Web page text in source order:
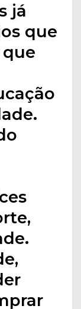
já
que